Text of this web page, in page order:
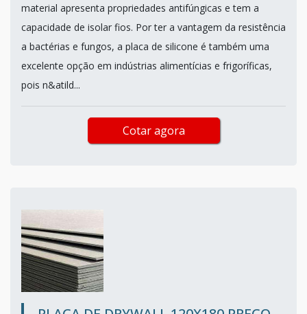
material apresenta propriedades antifúngicas e tem a
capacidade de isolar fios. Por ter a vantagem da resistência
a bactérias e fungos, a placa de silicone é também uma
excelente opção em indústrias alimentícias e frigoríficas,
pois n&atild...
Cotar agora